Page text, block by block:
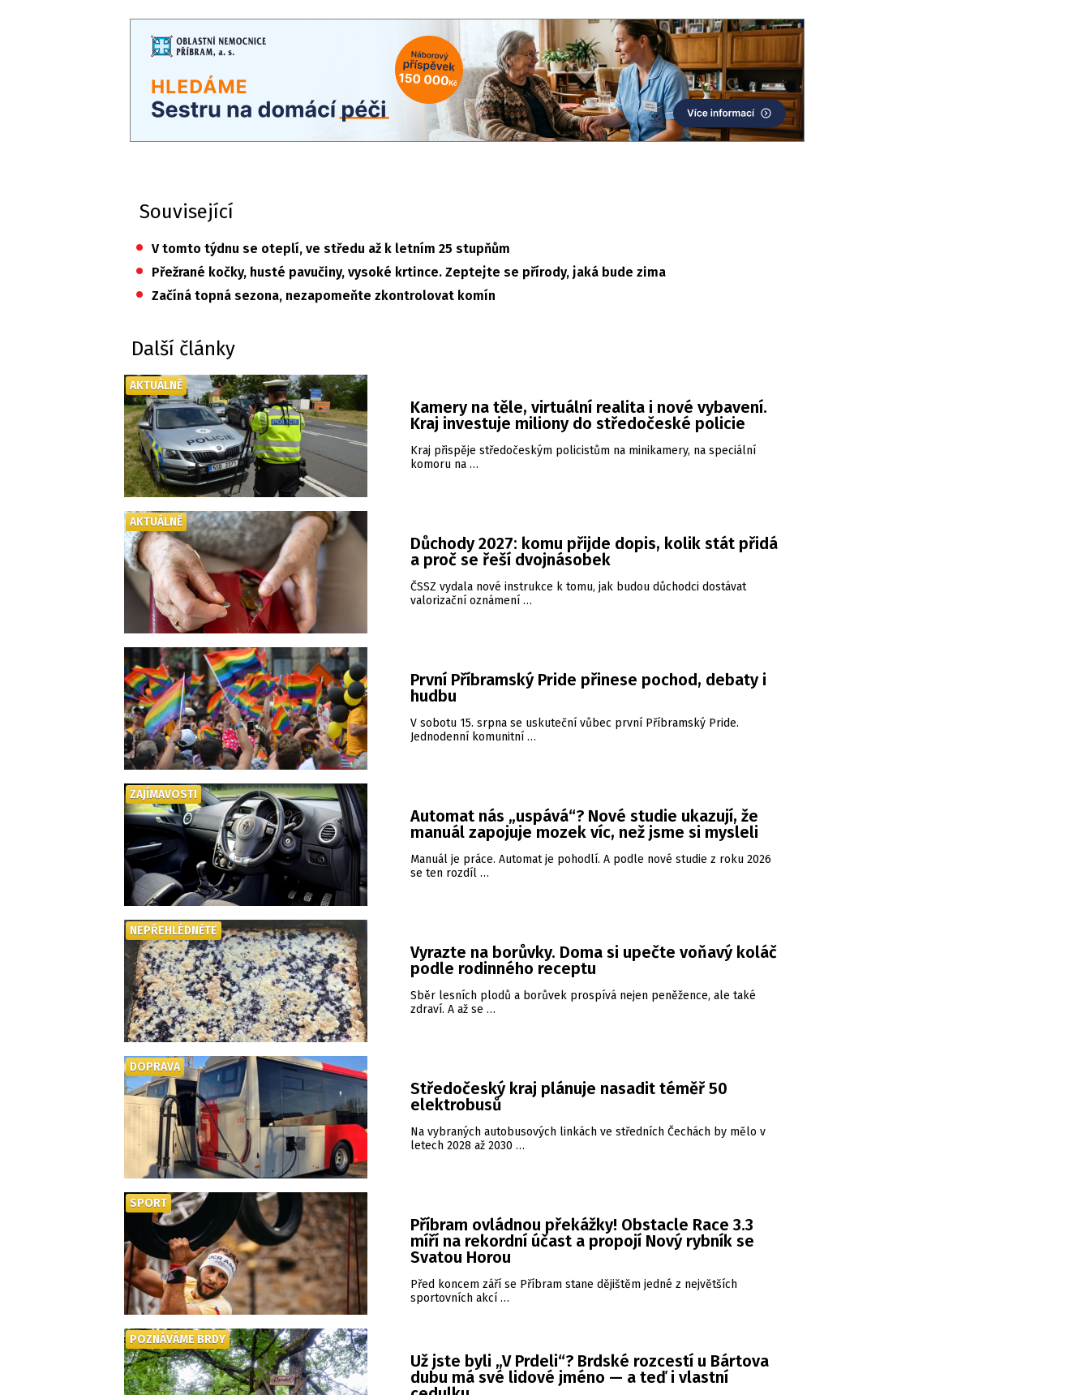
Související
• V tomto týdnu se oteplí, ve středu až k letním 25 stupňům
• Přežrané kočky, husté pavučiny, vysoké krtince. Zeptejte se přírody, jaká bude zima
• Začíná topná sezona, nezapomeňte zkontrolovat komín
Další články
Kamery na těle, virtuální realita i nové vybavení.
Kraj investuje miliony do středočeské policie
Kraj přispěje středočeským policistům na minikamery, na speciální
komoru na …
AKTUÁLNĚ
Důchody 2027: komu přijde dopis, kolik stát přidá
a proč se řeší dvojnásobek
ČSSZ vydala nové instrukce k tomu, jak budou důchodci dostávat
valorizační oznámení …
AKTUÁLNĚ
První Příbramský Pride přinese pochod, debaty i
hudbu
V sobotu 15. srpna se uskuteční vůbec první Příbramský Pride.
Jednodenní komunitní …
Automat nás „uspává“? Nové studie ukazují, že
manuál zapojuje mozek víc, než jsme si mysleli
Manuál je práce. Automat je pohodlí. A podle nové studie z roku 2026
se ten rozdíl …
ZAJÍMAVOSTI
Vyrazte na borůvky. Doma si upečte voňavý koláč
podle rodinného receptu
Sběr lesních plodů a borůvek prospívá nejen peněžence, ale také
zdraví. A až se …
NEPŘEHLÉDNĚTE
Středočeský kraj plánuje nasadit téměř 50
elektrobusů
Na vybraných autobusových linkách ve středních Čechách by mělo v
letech 2028 až 2030 …
DOPRAVA
Příbram ovládnou překážky! Obstacle Race 3.3
míří na rekordní účast a propojí Nový rybník se
Svatou Horou
Před koncem září se Příbram stane dějištěm jedné z největších
sportovních akcí …
SPORT
Už jste byli „V Prdeli“? Brdské rozcestí u Bártova
dubu má své lidové jméno — a teď i vlastní
POZNÁVÁME BRDY